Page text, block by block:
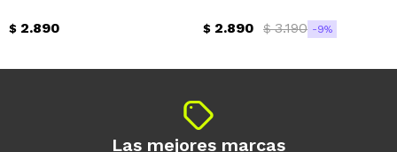
$ 2.890 $ 2.890 $ 3.190 9
Las mejores marcas